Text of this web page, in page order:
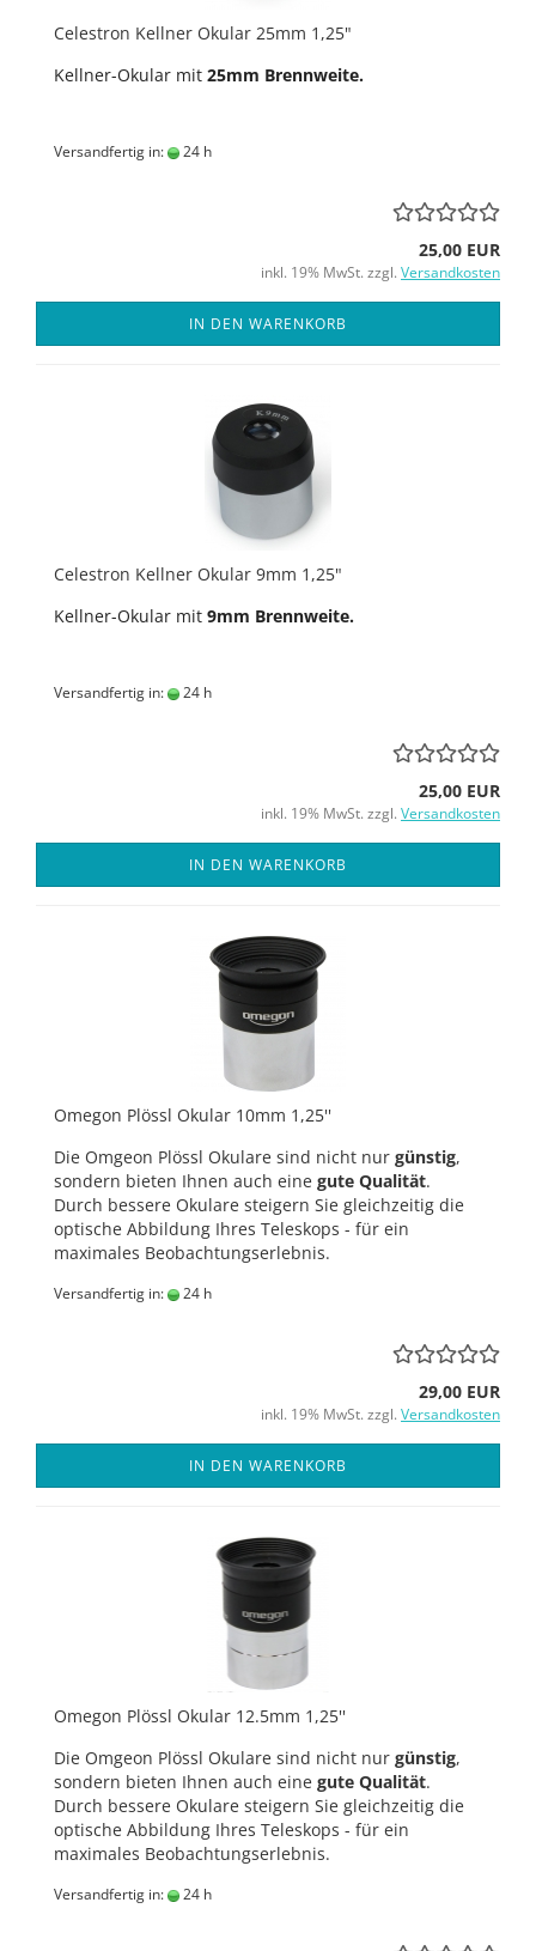
Celestron Kellner Okular 25mm 1,25"
Kellner-Okular mit 25mm Brennweite.
Versandfertig in: 24 h
25,00 EUR
inkl. 19% MwSt. zzgl. Versandkosten
IN DEN WARENKORB
Celestron Kellner Okular 9mm 1,25"
Kellner-Okular mit 9mm Brennweite.
Versandfertig in: 24 h
25,00 EUR
inkl. 19% MwSt. zzgl. Versandkosten
IN DEN WARENKORB
Omegon Plössl Okular 10mm 1,25''
Die Omgeon Plössl Okulare sind nicht nur günstig,
sondern bieten Ihnen auch eine gute Qualität.
Durch bessere Okulare steigern Sie gleichzeitig die
optische Abbildung Ihres Teleskops - für ein
maximales Beobachtungserlebnis.
Versandfertig in: 24 h
29,00 EUR
inkl. 19% MwSt. zzgl. Versandkosten
IN DEN WARENKORB
Omegon Plössl Okular 12.5mm 1,25''
Die Omgeon Plössl Okulare sind nicht nur günstig,
sondern bieten Ihnen auch eine gute Qualität.
Durch bessere Okulare steigern Sie gleichzeitig die
optische Abbildung Ihres Teleskops - für ein
maximales Beobachtungserlebnis.
Versandfertig in: 24 h